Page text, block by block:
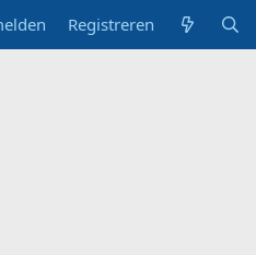
Registreren